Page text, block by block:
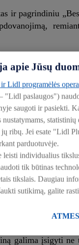
ir pagrindiniu
pat buvo
dauguma
mažiau.
parduotuvėse
kainą.
25
bulvės.
galima įsigyti
apie Jūsų
Lidl programėlės
"Lidl paslaugos")
saugoti ir pasiekti.
nustatymams,
ribų. Jei esate "Lidl
parduotuvėje.
individualius
tik būtinas
tikslais. Daugiau
sutikimą, galite